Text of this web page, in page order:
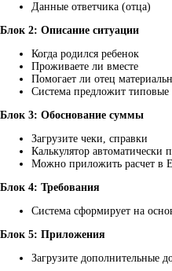
Данные ответчика (отца)
Блок 2: Описание ситуации
Когда родился ребенок
Проживаете ли вместе
Помогает ли отец
Система предложит
Блок 3: Обоснование суммы
Загрузите чеки, справки
Калькулятор автоматически
Можно приложить расчет в
Блок 4: Требования
Система сформирует на
Блок 5: Приложения
Загрузите дополнительные